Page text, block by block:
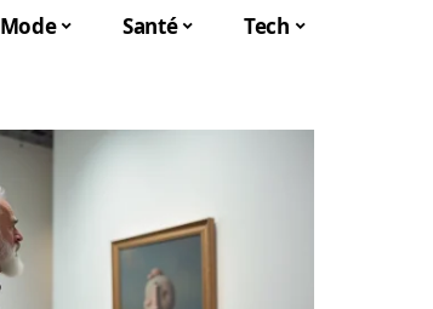
Mode Santé Tech